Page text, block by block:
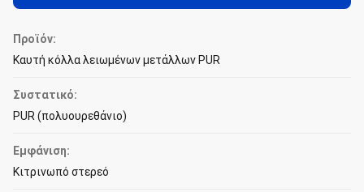
Προϊόν:
Καυτή κόλλα λειωμένων μετάλλων PUR
Συστατικό:
PUR (πολυουρεθάνιο)
Εμφάνιση:
Κιτρινωπό στερεό